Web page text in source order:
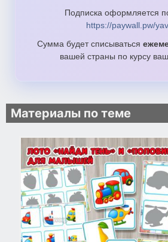
Подписка оформляется
https://paywall.pw/
Сумма будет списываться
вашей страны по курсу
Материалы по теме